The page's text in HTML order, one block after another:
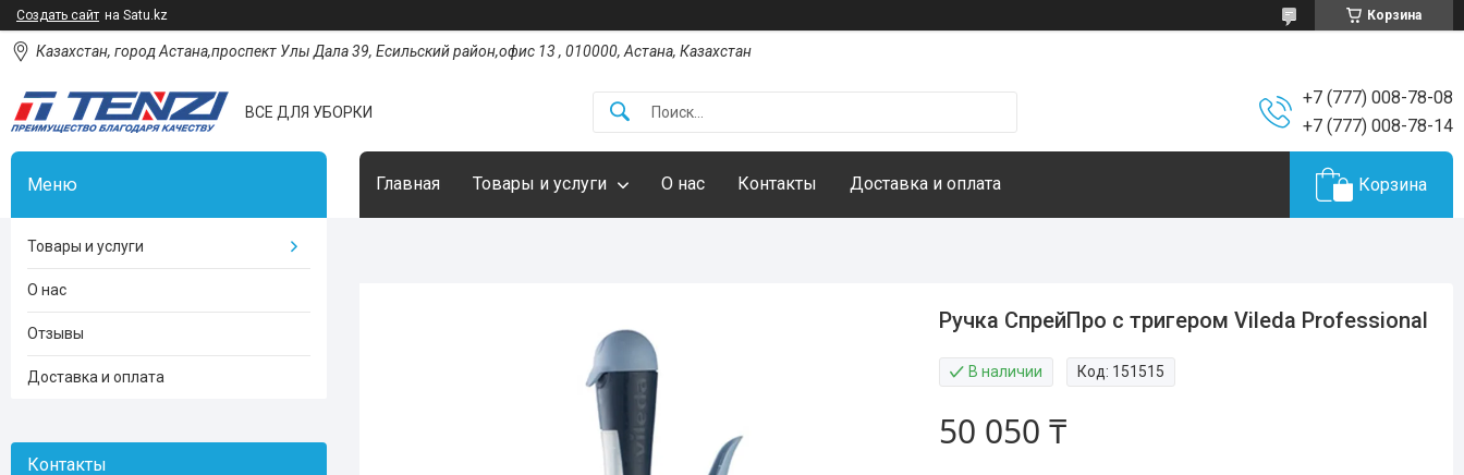
Создать сайт на Satu.kz Корзина
Казахстан, город Астана,проспект Улы Дала 39, Есильский район,офис 13 , 010000, Астана, Казахстан
ВСЕ ДЛЯ УБОРКИ
+7 (777) 008-78-08
+7 (777) 008-78-14
Главная Товары и услуги О нас Контакты Доставка и оплата Корзина
Ручка СпрейПро с тригером Vileda Professional
В наличии Код: 151515
50 050 ₸
Товары и услуги
О нас
Отзывы
Доставка и оплата